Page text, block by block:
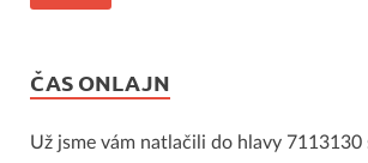
ČAS ONLAJN
Už jsme vám natlačili do hlavy 7113130